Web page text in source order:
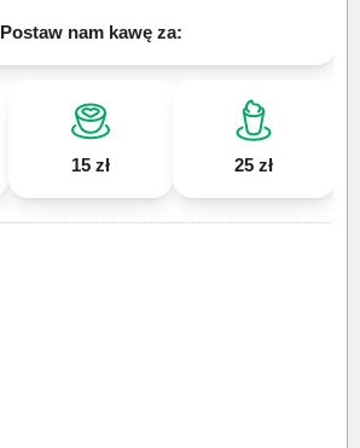
Postaw nam kawę za:
15 zł 25 zł